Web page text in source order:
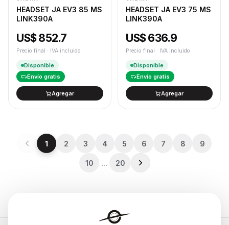
HEADSET JA EV3 85 MS
LINK390A
US$ 852.7
Precio final · IVA incluido
Disponible
Envío gratis
Agregar
HEADSET JA EV3 75 MS
LINK390A
US$ 636.9
Precio final · IVA incluido
Disponible
Envío gratis
Agregar
1 2 3 4 5 6 7 8 9
10 … 20